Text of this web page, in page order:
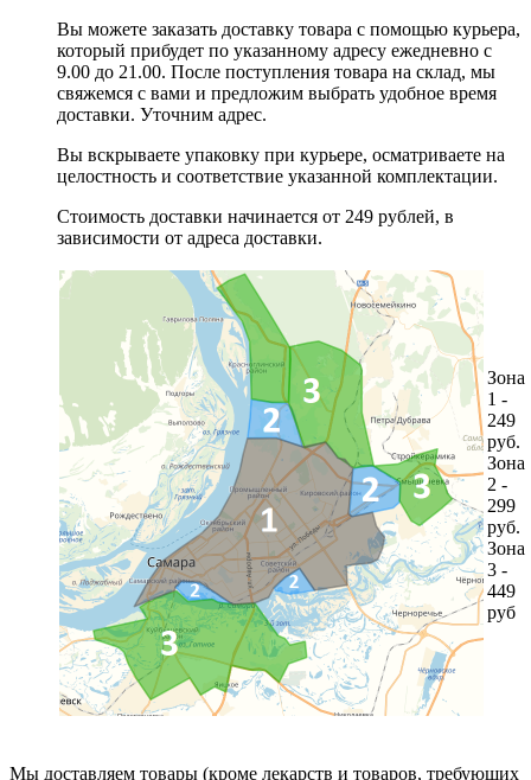
Вы можете заказать доставку товара с помощью курьера,
который прибудет по указанному адресу ежедневно с
9.00 до 21.00. После поступления товара на склад, мы
свяжемся с вами и предложим выбрать удобное время
доставки. Уточним адрес.
Вы вскрываете упаковку при курьере, осматриваете на
целостность и соответствие указанной комплектации.
Стоимость доставки начинается от 249 рублей, в
зависимости от адреса доставки.
Зона
1 -
249
руб.
Зона
2 -
299
руб.
Зона
3 -
449
руб
Мы доставляем товары (кроме лекарств и товаров, требующих